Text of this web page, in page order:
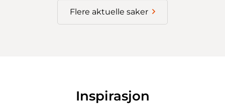
Flere aktuelle saker
Inspirasjon